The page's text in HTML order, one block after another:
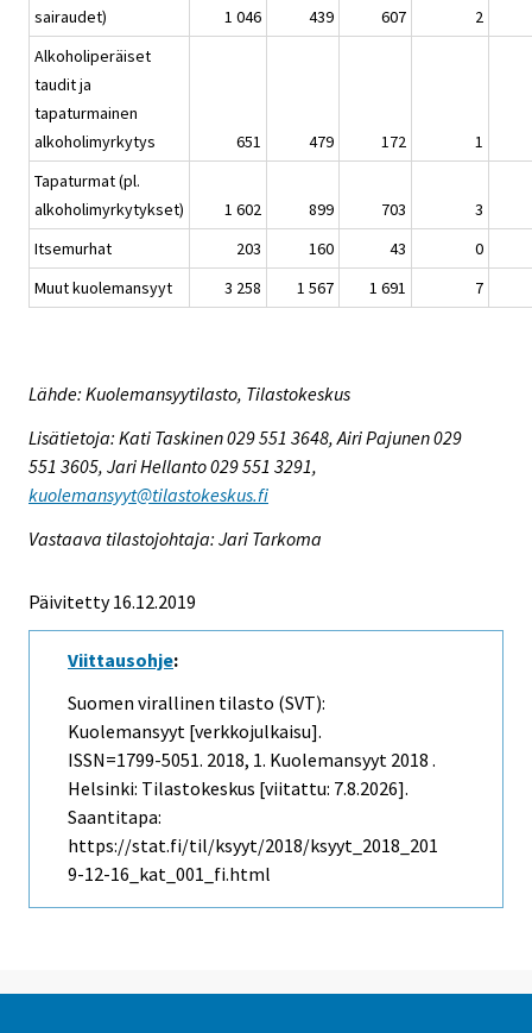
sairaudet) 1 046 439 607
2
Alkoholiperäiset
taudit ja
tapaturmainen
alkoholimyrkytys
651 479 172
1
Tapaturmat (pl.
alkoholimyrkytykset)
1 602 899 703
3
Itsemurhat
203 160 43
0
Muut kuolemansyyt
3 258 1 567 1 691 7
Lähde: Kuolemansyytilasto, Tilastokeskus
Lisätietoja: Kati Taskinen 029 551 3648, Airi Pajunen 029
551 3605, Jari Hellanto 029 551 3291,
kuolemansyyt@tilastokeskus.fi
Vastaava tilastojohtaja: Jari Tarkoma
Päivitetty 16.12.2019
Viittausohje:
Suomen virallinen tilasto (SVT):
Kuolemansyyt [verkkojulkaisu].
ISSN=1799-5051. 2018, 1. Kuolemansyyt 2018 .
Helsinki: Tilastokeskus [viitattu: 7.8.2026].
Saantitapa:
https://stat.fi/til/ksyyt/2018/ksyyt_2018_201
9-12-16_kat_001_fi.html